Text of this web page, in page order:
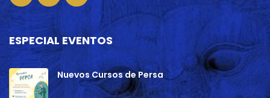
ESPECIAL EVENTOS
Nuevos Cursos de Persa